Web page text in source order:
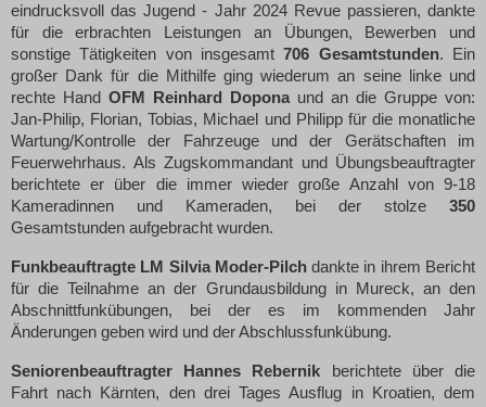
eindrucksvoll das Jugend - Jahr 2024 Revue passieren, dankte
für die erbrachten Leistungen an Übungen, Bewerben und
sonstige Tätigkeiten von insgesamt706 Gesamtstunden. Ein
großer Dank für die Mithilfe ging wiederum an seine linke und
rechte Hand OFM Reinhard Dopona und an die Gruppe von:
Jan-Philip, Florian, Tobias, Michael und Philipp für die monatliche
Wartung/Kontrolle der Fahrzeuge und der Gerätschaften im
Feuerwehrhaus. Als Zugskommandant und Übungsbeauftragter
berichtete er über die immer wieder große Anzahl von 9-18
Kameradinnen und Kameraden, bei der stolze 350
Gesamtstunden aufgebracht wurden.
Funkbeauftragte LM Silvia Moder-Pilchdankte in ihrem Bericht
für die Teilnahme an der Grundausbildung in Mureck, an den
Abschnittfunkübungen, bei der es im kommenden Jahr
Änderungen geben wird und der Abschlussfunkübung.
Seniorenbeauftragter Hannes Rebernik berichtete über die
Fahrt nach Kärnten, den drei Tages Ausflug in Kroatien, dem